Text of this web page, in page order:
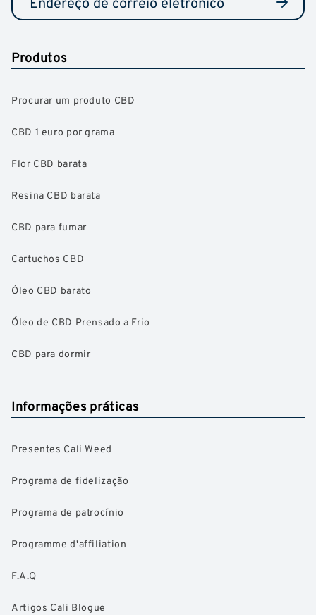
Produtos
Procurar um produto CBD
CBD 1 euro por grama
Flor CBD barata
Resina CBD barata
CBD para fumar
Cartuchos CBD
Óleo CBD barato
Óleo de CBD Prensado a Frio
CBD para dormir
Informações práticas
Presentes Cali Weed
Programa de fidelização
Programa de patrocínio
Programme d'affiliation
F.A.Q
Artigos Cali Blogue